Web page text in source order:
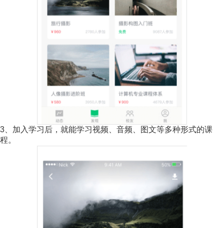
3、加入学习后，就能学习视频、音频、图文等多种形式的课
程。